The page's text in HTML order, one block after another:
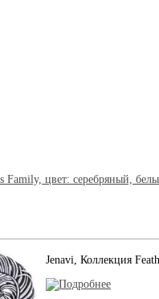
Jenavi, Коллекция